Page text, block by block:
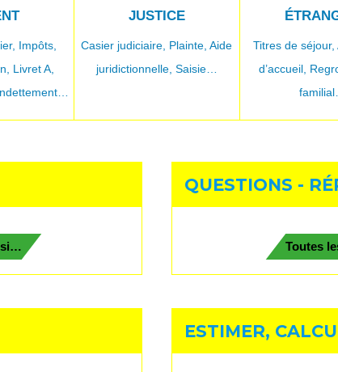
Impôts,
Livret A,
JUSTICE
Casier judiciaire, Plainte,Aide
juridictionnelle, Saisie…
Titres de séjour,
d’accueil,
si…
QUESTIONS -
Toutes
ESTIMER,